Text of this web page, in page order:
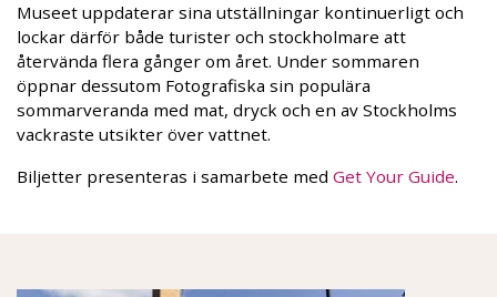
Museet uppdaterar sina utställningar kontinuerligt och
lockar därför både turister och stockholmare att
återvända flera gånger om året. Under sommaren
öppnar dessutom Fotografiska sin populära
sommarveranda med mat, dryck och en av Stockholms
vackraste utsikter över vattnet.
Biljetter presenteras i samarbete med Get Your Guide.